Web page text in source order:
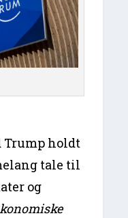
Trump holdt
tale til
og